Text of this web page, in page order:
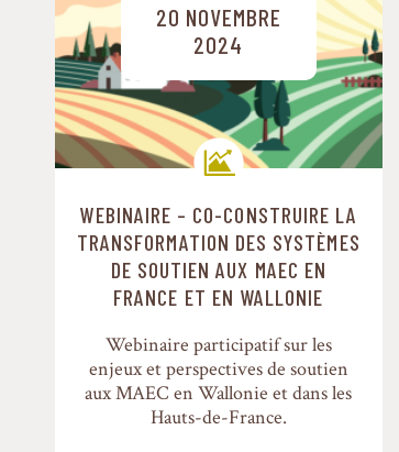
20 NOVEMBRE
2024
Trajectoires de transition
WEBINAIRE – CO-CONSTRUIRE LA
TRANSFORMATION DES SYSTÈMES
DE SOUTIEN AUX MAEC EN
FRANCE ET EN WALLONIE
Webinaire participatif sur les
enjeux et perspectives de soutien
aux MAEC en Wallonie et dans les
Hauts-de-France.